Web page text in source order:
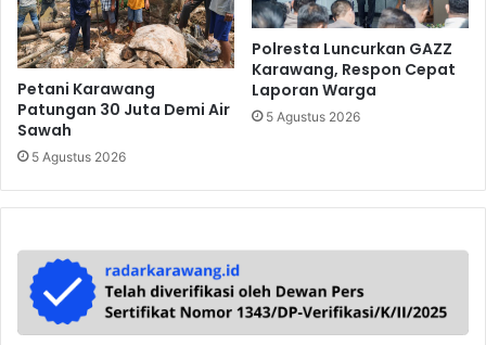
Petani Karawang
Patungan 30 Juta Demi Air
Sawah
5 Agustus 2026
Polresta Luncurkan GAZZ
Karawang, Respon Cepat
Laporan Warga
5 Agustus 2026